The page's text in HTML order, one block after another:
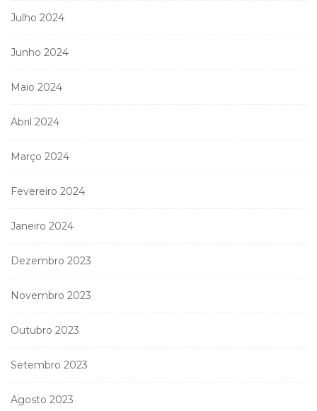
Julho 2024
Junho 2024
Maio 2024
Abril 2024
Março 2024
Fevereiro 2024
Janeiro 2024
Dezembro 2023
Novembro 2023
Outubro 2023
Setembro 2023
Agosto 2023